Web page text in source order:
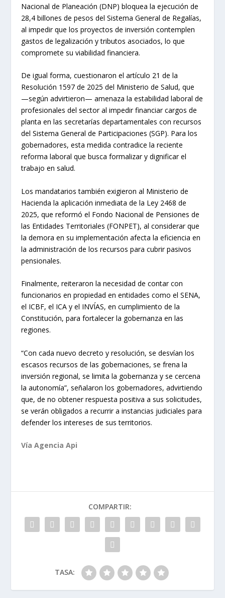
Nacional de Planeación (DNP) bloquea la ejecución de
28,4 billones de pesos del Sistema General de Regalías,
al impedir que los proyectos de inversión contemplen
gastos de legalización y tributos asociados, lo que
compromete su viabilidad financiera.
De igual forma, cuestionaron el artículo 21 de la
Resolución 1597 de 2025 del Ministerio de Salud, que
—según advirtieron— amenaza la estabilidad laboral de
profesionales del sector al impedir financiar cargos de
planta en las secretarías departamentales con recursos
del Sistema General de Participaciones (SGP). Para los
gobernadores, esta medida contradice la reciente
reforma laboral que busca formalizar y dignificar el
trabajo en salud.
Los mandatarios también exigieron al Ministerio de
Hacienda la aplicación inmediata de la Ley 2468 de
2025, que reformó el Fondo Nacional de Pensiones de
las Entidades Territoriales (FONPET), al considerar que
la demora en su implementación afecta la eficiencia en
la administración de los recursos para cubrir pasivos
pensionales.
Finalmente, reiteraron la necesidad de contar con
funcionarios en propiedad en entidades como el SENA,
el ICBF, el ICA y el INVÍAS, en cumplimiento de la
Constitución, para fortalecer la gobernanza en las
regiones.
“Con cada nuevo decreto y resolución, se desvían los
escasos recursos de las gobernaciones, se frena la
inversión regional, se limita la gobernanza y se cercena
la autonomía”, señalaron los gobernadores, advirtiendo
que, de no obtener respuesta positiva a sus solicitudes,
se verán obligados a recurrir a instancias judiciales para
defender los intereses de sus territorios.
Vía Agencia Api
COMPARTIR:
TASA: